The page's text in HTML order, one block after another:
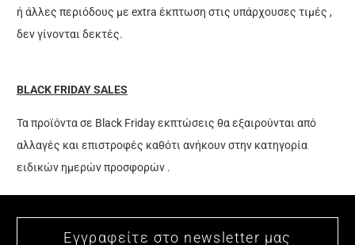
ή άλλες περιόδους με extra έκπτωση στις υπάρχουσες τιμές ,
δεν γίνονται δεκτές.
BLACK FRIDAY SALES
Τα προϊόντα σε Black Friday εκπτώσεις θα εξαιρούνται από
αλλαγές και επιστροφές καθότι ανήκουν στην κατηγορία
ειδικών ημερών προσφορών .